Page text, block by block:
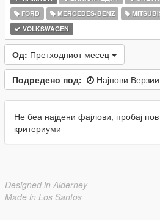
FORD
MERCEDES-BENZ
VOLKSWAGEN
Од: Претходниот месец
Подредено под: Најнови Верзии
Не беа најдени фајлови, пробај
критериуми
Designed in Alderney
Made in Los Santos